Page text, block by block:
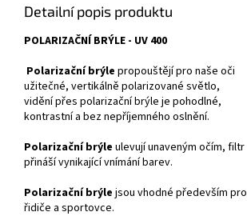
Detailní popis produktu
POLARIZAČNÍ BRÝLE - UV 400
Polarizační brýle propouštějí pro naše oči
užitečné, vertikálně polarizované světlo,
vidění přes polarizační brýle je pohodlné,
kontrastní a bez nepříjemného oslnění.
Polarizační brýle ulevují unaveným očím, filtr
přináší vynikající vnímání barev.
Polarizační brýle jsou vhodné především pro
řidiče a sportovce.